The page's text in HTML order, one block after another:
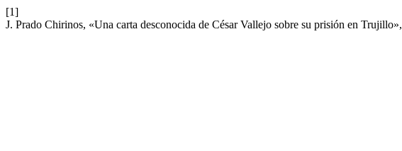
[1]
J. Prado Chirinos, «Una carta desconocida de César Vallejo sobre su prisión en Trujillo»,